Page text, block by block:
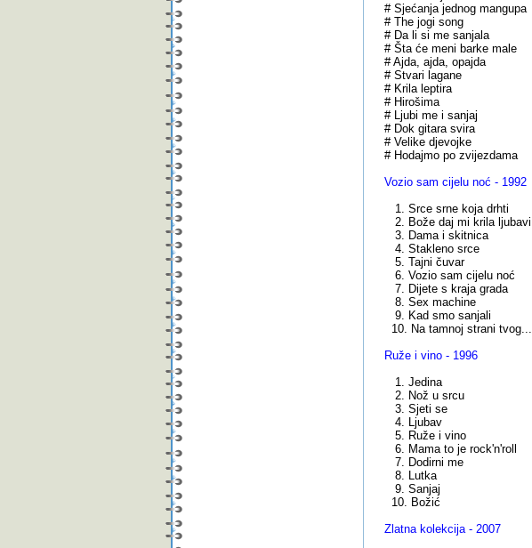
# Sjećanja jednog mangupa
# The jogi song
# Da li si me sanjala
# Šta će meni barke male
# Ajda, ajda, opajda
# Stvari lagane
# Krila leptira
# Hirošima
# Ljubi me i sanjaj
# Dok gitara svira
# Velike djevojke
# Hodajmo po zvijezdama
Vozio sam cijelu noć - 1992
1. Srce srne koja drhti
2. Bože daj mi krila ljubavi
3. Dama i skitnica
4. Stakleno srce
5. Tajni čuvar
6. Vozio sam cijelu noć
7. Dijete s kraja grada
8. Sex machine
9. Kad smo sanjali
10. Na tamnoj strani tvog...
Ruže i vino - 1996
1. Jedina
2. Nož u srcu
3. Sjeti se
4. Ljubav
5. Ruže i vino
6. Mama to je rock'n'roll
7. Dodirni me
8. Lutka
9. Sanjaj
10. Božić
Zlatna kolekcija - 2007